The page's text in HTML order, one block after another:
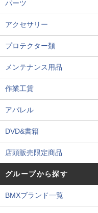
パーツ
アクセサリー
プロテクター類
メンテナンス用品
作業工賃
アパレル
DVD&書籍
店頭販売限定商品
グループから探す
BMXブランド一覧